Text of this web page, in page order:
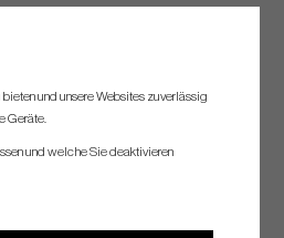
und unsere Websites zuverlässig
Geräte.
und welche Sie deaktivieren